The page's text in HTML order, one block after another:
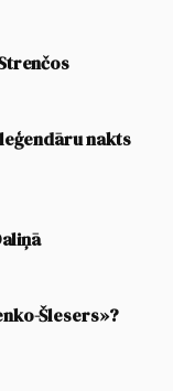
nakts
Šlesers»?